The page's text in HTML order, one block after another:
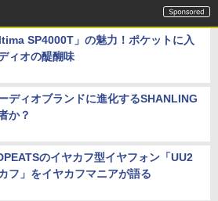
SP4000T」の魅力！ポケットに入
ィオの醍醐味
ディオブランドに進化するSHANLING
か？
のイヤカフ型イヤフォン「UU2
フ」をイヤカフマニアが語る